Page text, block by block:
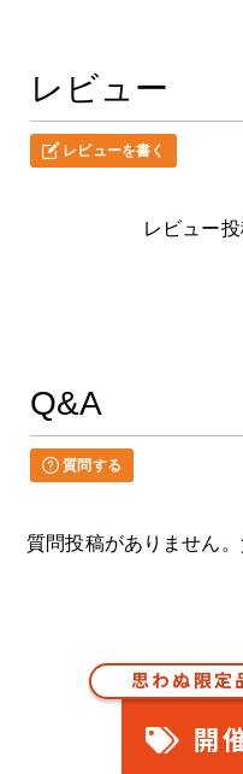
レビュー
レビューを書く
レビュー
Q&A
質問する
質問投稿がありません
思わぬ限定
開